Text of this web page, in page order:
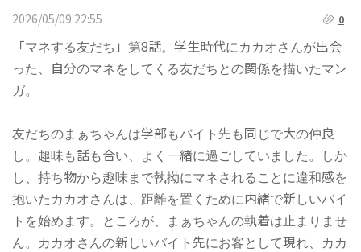
2026/05/09 22:55
0
「マネする友だち」第8話。学生時代にカカオさんが出会
った、自分のマネをしてくる友だちとの関係を描いたマン
ガ。
友だちのまぁちゃんは学部もバイト先も同じで大の仲良
し。趣味も話も合い、よく一緒に過ごしていました。しか
し、持ち物から趣味まで執拗にマネされることに違和感を
抱いたカカオさんは、距離を置くために内緒で新しいバイ
トを始めます。ところが、まぁちゃんの執着は止まりませ
ん。カカオさんの新しいバイト先にお客として現れ、カカ